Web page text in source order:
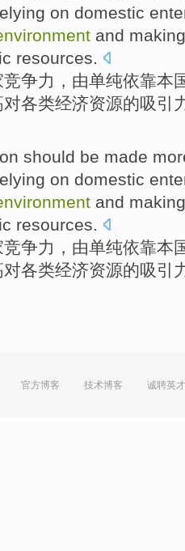
on domestic
and
resources.
竞争力 ， 由单纯依靠本
对各类经济资源的吸引
should be made
on domestic
and
resources.
竞争力 ， 由单纯依靠本
对各类经济资源的吸引
官方博客 技术博客 诚聘英才